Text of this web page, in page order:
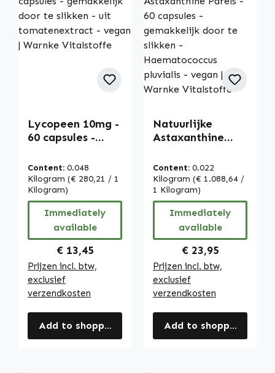
Lycopeen 10mg -
60 capsules -
te slikken - uit
tomatenextract -
vegan | Warnke
Vitalstoffe
Content: 0.048
Kilogram (€ 280,21 / 1
Kilogram)
Immediately
available
Regular price:
€ 13,45
Prijzen incl. btw,
exclusief
verzendkosten
Add to shopping cart
Natuurlijke
Astaxanthine
capsules -
gemakkelijk door
te slikken -
Haematococcus
pluvialis - vegan |
Warnke
Vitalstoffe
Content: 0.022
Kilogram (€ 1.088,64 /
1 Kilogram)
Immediately
available
Regular price:
€ 23,95
Prijzen incl. btw,
exclusief
verzendkosten
Add to shopping cart